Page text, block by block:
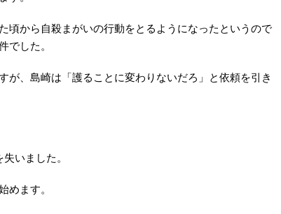
頃から自殺まがいの行動をとるようになったというので
でした。
が、島崎は「護ることに変わりないだろ」と依頼を引き
いました。
めます。